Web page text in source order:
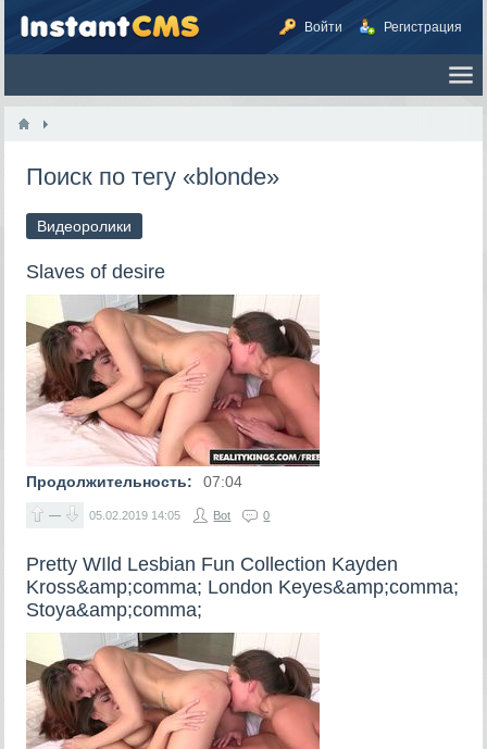
Войти Регистрация
Поиск по тегу «blonde»
Видеоролики
Slaves of desire
Продолжительность: 07:04
— 05.02.2019 14:05 Bot 0
Pretty WIld Lesbian Fun Collection Kayden
Kross&amp;comma; London Keyes&amp;comma;
Stoya&amp;comma;